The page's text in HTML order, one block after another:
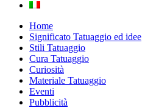
Home
Significato Tatuaggio ed idee
Stili Tatuaggio
Cura Tatuaggio
Curiosità
Materiale Tatuaggio
Eventi
Pubblicità